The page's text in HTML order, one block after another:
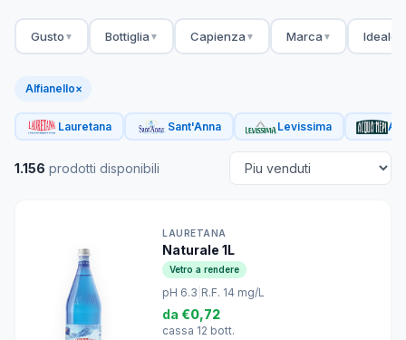
Gusto ▼ Bottiglia ▼ Capienza ▼ Marca ▼ Ideale
Alfianello×
Lauretana Sant'Anna Levissima
1.156 prodotti disponibili
LAURETANA
Naturale 1L
Vetro a rendere
pH 6.3 R.F. 14 mg/L
da €0,72
cassa 12 bott.